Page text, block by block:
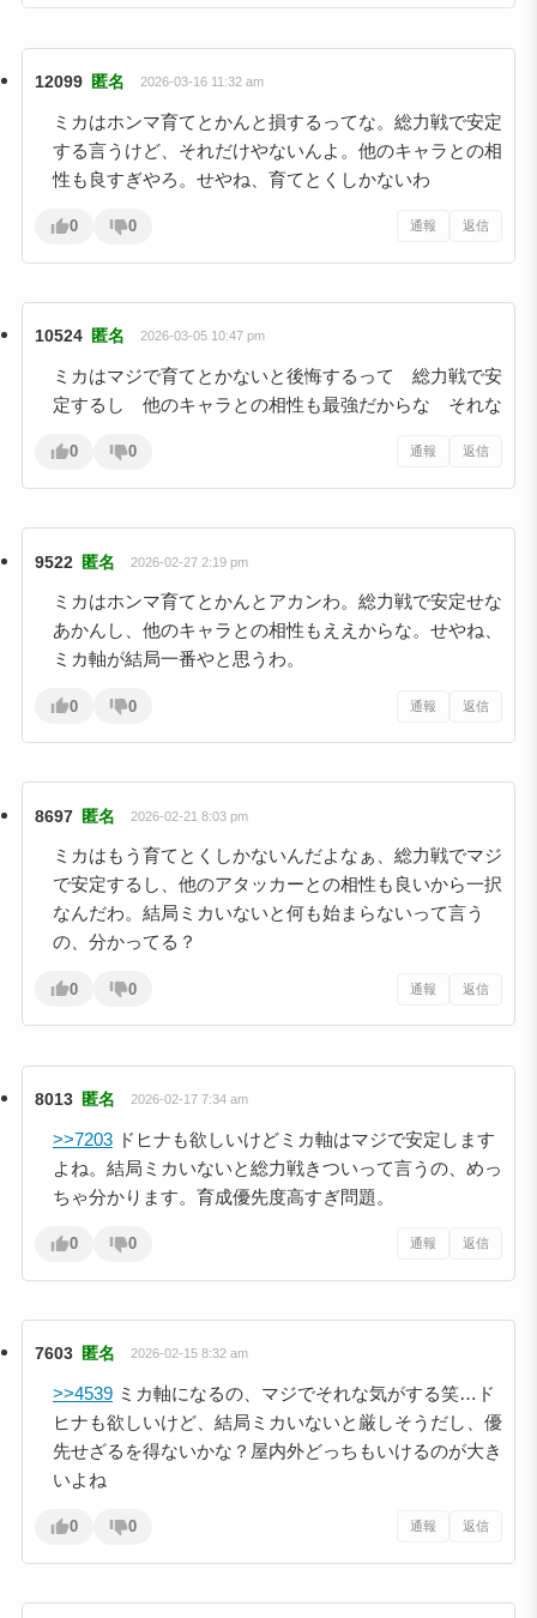
12099 匿名 2026-03-16 11:32 am
ミカはホンマ育てとかんと損するってな。総力戦で安定
する言うけど、それだけやないんよ。他のキャラとの相
性も良すぎやろ。せやね、育てとくしかないわ
0 0 通報 返信
10524 匿名 2026-03-05 10:47 pm
ミカはマジで育てとかないと後悔するって 総力戦で安
定するし 他のキャラとの相性も最強だからな それな
0 0 通報 返信
9522 匿名 2026-02-27 2:19 pm
ミカはホンマ育てとかんとアカンわ。総力戦で安定せな
あかんし、他のキャラとの相性もええからな。せやね、
ミカ軸が結局一番やと思うわ。
0 0 通報 返信
8697 匿名 2026-02-21 8:03 pm
ミカはもう育てとくしかないんだよなぁ、総力戦でマジ
で安定するし、他のアタッカーとの相性も良いから一択
なんだわ。結局ミカいないと何も始まらないって言う
の、分かってる？
0 0 通報 返信
8013 匿名 2026-02-17 7:34 am
>>7203ドヒナも欲しいけどミカ軸はマジで安定します
よね。結局ミカいないと総力戦きついって言うの、めっ
ちゃ分かります。育成優先度高すぎ問題。
0 0 通報 返信
7603 匿名 2026-02-15 8:32 am
>>4539ミカ軸になるの、マジでそれな気がする笑…ド
ヒナも欲しいけど、結局ミカいないと厳しそうだし、優
先せざるを得ないかな？屋内外どっちもいけるのが大き
いよね
0 0 通報 返信